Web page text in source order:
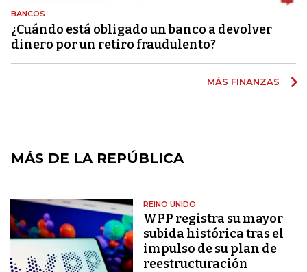
BANCOS
¿Cuándo está obligado un banco a devolver
dinero por un retiro fraudulento?
MÁS FINANZAS
MÁS DE LA REPÚBLICA
REINO UNIDO
WPP registra su mayor
subida histórica tras el
impulso de su plan de
reestructuración